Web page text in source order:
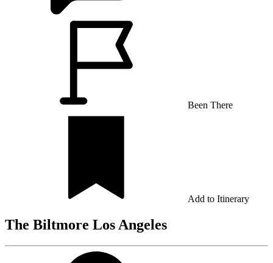
Been There
Add to Itinerary
The Biltmore Los Angeles